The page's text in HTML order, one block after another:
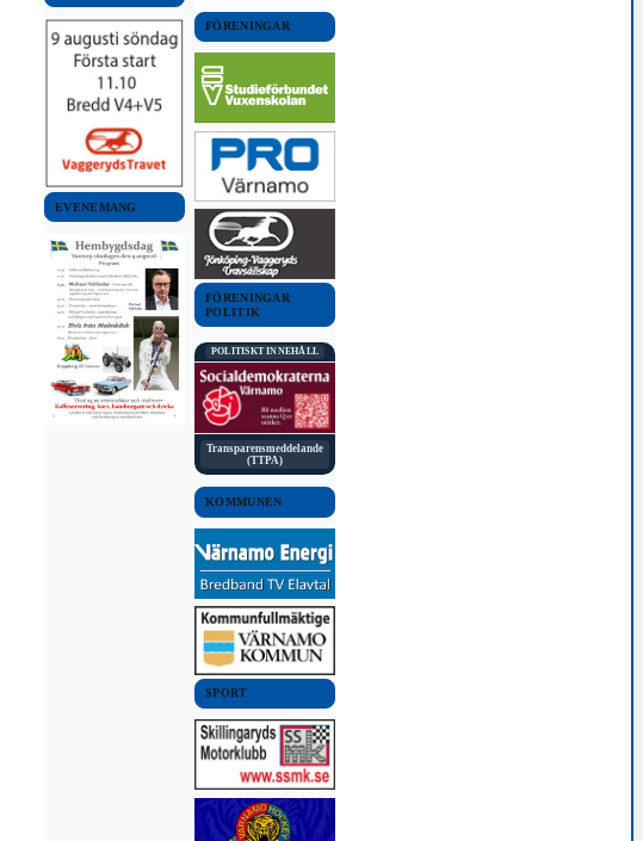
EVENEMANG
FÖRENINGAR
FÖRENINGAR
POLITIK
POLITISKT INNEHÅLL
Transparensmeddelande
(TTPA)
KOMMUNEN
SPORT